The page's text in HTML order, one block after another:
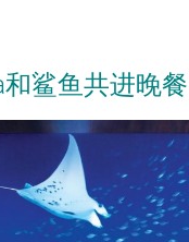
和鲨鱼共进晚餐